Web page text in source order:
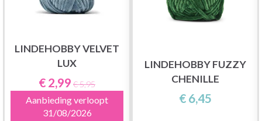
LINDEHOBBY VELVET
LUX
€ 2,99 € 5,95
Aanbieding verloopt
31/08/2026
LINDEHOBBY FUZZY
CHENILLE
€ 6,45